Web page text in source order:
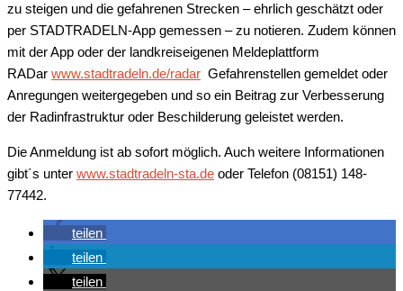
zu steigen und die gefahrenen Strecken – ehrlich geschätzt oder
per STADTRADELN-App gemessen – zu notieren. Zudem können
mit der App oder der landkreiseigenen Meldeplattform
RADar www.stadtradeln.de/radar Gefahrenstellen gemeldet oder
Anregungen weitergegeben und so ein Beitrag zur Verbesserung
der Radinfrastruktur oder Beschilderung geleistet werden.
Die Anmeldung ist ab sofort möglich. Auch weitere Informationen
gibt´s unter www.stadtradeln-sta.de oder Telefon (08151) 148-
77442.
teilen
teilen
teilen